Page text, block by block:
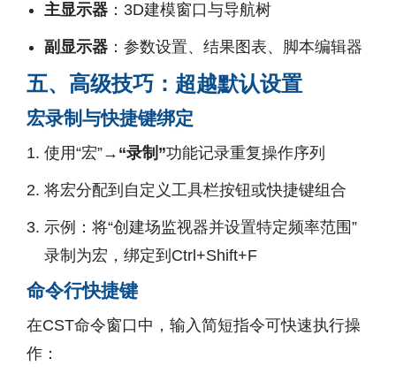
主显示器 ：3D建模窗口与导航树
副显示器 ：参数设置、结果图表、脚本编辑器
五、高级技巧：超越默认设置
宏录制与快捷键绑定
使用“宏”→ “录制”功能记录重复操作序列
将宏分配到自定义工具栏按钮或快捷键组合
示例：将“创建场监视器并设置特定频率范围”
录制为宏，绑定到Ctrl+Shift+F
命令行快捷键
在CST命令窗口中，输入简短指令可快速执行操
作：